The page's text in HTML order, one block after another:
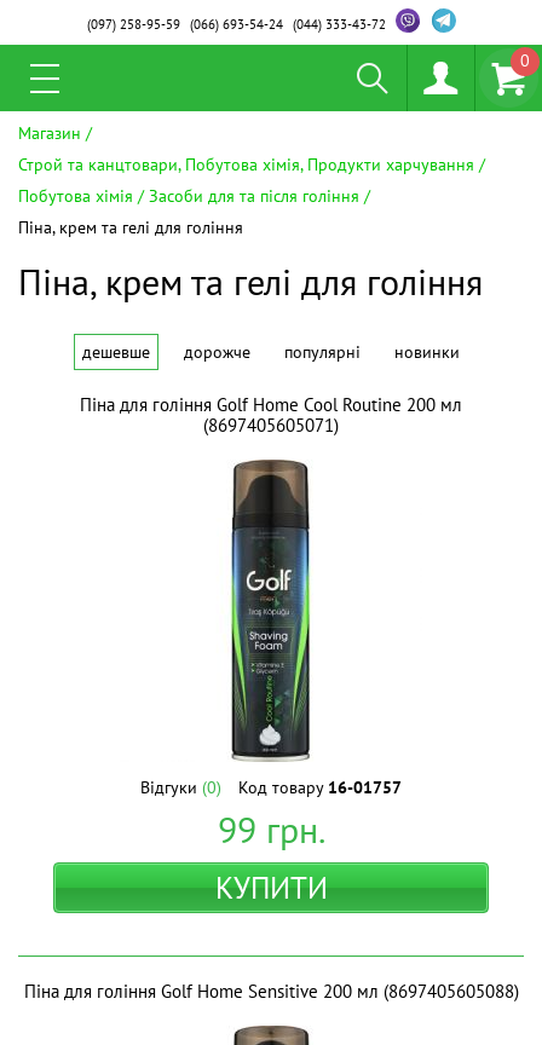
(097)258-95-59 (066)693-54-24 (044)333-43-72
0
Магазин
Строй та канцтовари, Побутова хімія, Продукти харчування
Побутова хімія
Засоби для та після гоління
Піна, крем та гелі для гоління
Піна, крем та гелі для гоління
дешевше дорожче популярні новинки
Піна для гоління Golf Home Cool Routine 200 мл
(8697405605071)
Відгуки (0) Код товару 16-01757
99 грн.
КУПИТИ
Піна для гоління Golf Home Sensitive 200 мл (8697405605088)